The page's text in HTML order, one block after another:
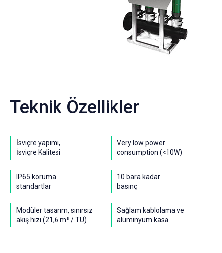
Teknik Özellikler
İsviçre yapımı,
İsviçre Kalitesi
Very low power
consumption (<10W)
IP65 koruma
standartlar
10 bara kadar
basınç
Modüler tasarım, sınırsız
akış hızı (21,6 m³ / TU)
Sağlam kablolama ve
alüminyum kasa